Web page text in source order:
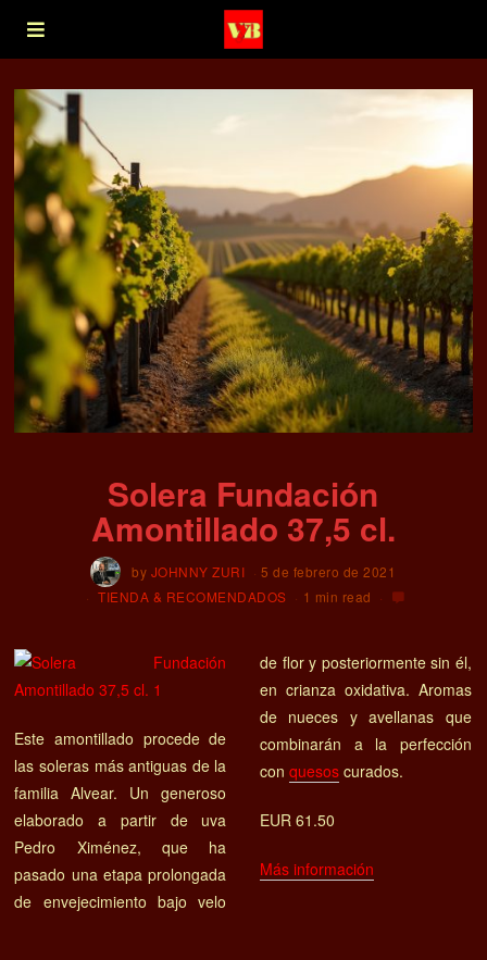
Solera Fundación
Amontillado 37,5 cl.
by JOHNNY ZURI
5 de febrero de 2021
TIENDA & RECOMENDADOS
1 min read
Este amontillado procede de
las soleras más antiguas de la
familia Alvear. Un generoso
elaborado a partir de uva
Pedro Ximénez, que ha
pasado una etapa prolongada
de envejecimiento bajo velo
de flor y posteriormente sin él,
en crianza oxidativa. Aromas
de nueces y avellanas que
combinarán a la perfección
con quesoscurados.
EUR 61.50
Más información